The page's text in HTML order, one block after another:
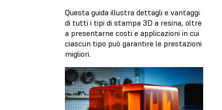
Questa guida illustra dettagli e vantaggi
di tutti i tipi di stampa 3D a resina, oltre
a presentarne costi e applicazioni in cui
ciascun tipo può garantire le prestazioni
migliori.